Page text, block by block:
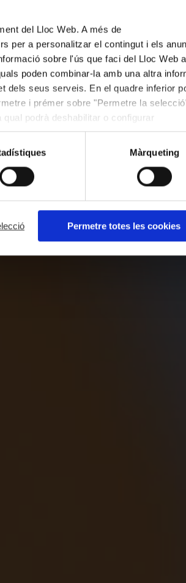
del Lloc Web. A més de
per a personalitzar el contingut i els
sobre l'ús que faci del Lloc Web
poden combinar-la amb una altra
dels seus serveis. En el quadre inferior
i prémer sobre "Permetre la
qual podrà deshabilitar o configurar
Màrqueting
Permetre totes les cookies